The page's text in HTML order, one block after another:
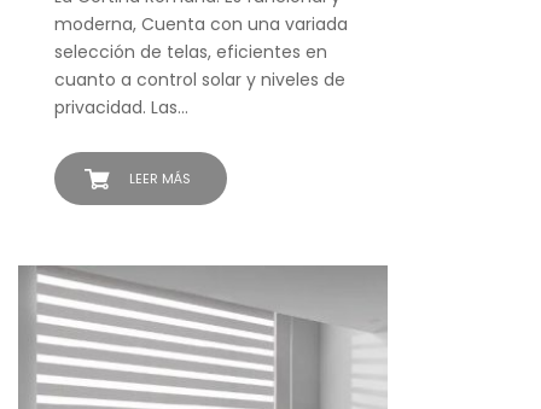
LEER MÁS
moderna, Cuenta con una variada
selección de telas, eficientes en
cuanto a control solar y niveles de
privacidad. Las…